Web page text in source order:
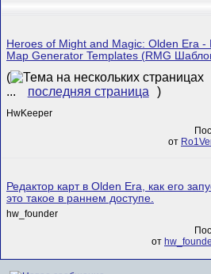
Heroes of Might and Magic: Olden Era -
Map Generator Templates (RMG
(
...
последняя страница )
HwKeeper
от
Редактор карт в Olden Era, как его
это такое в раннем доступе.
hw_founder
от